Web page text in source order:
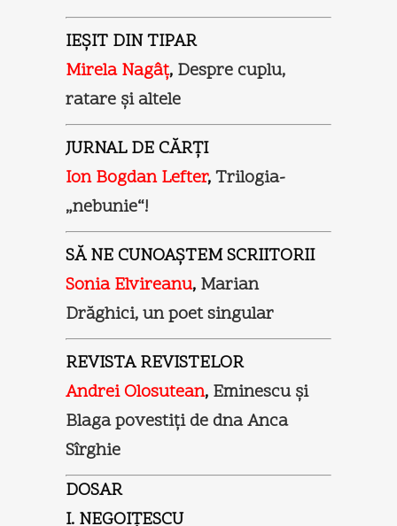
IEŞIT DIN TIPAR
Mirela Nagâţ, Despre cuplu,
ratare şi altele
JURNAL DE CĂRŢI
Ion Bogdan Lefter,Trilogia-
„nebunie“!
SĂ NE CUNOAŞTEM SCRIITORII
Sonia Elvireanu, Marian
Drăghici, un poet singular
REVISTA REVISTELOR
Andrei Olosutean, Eminescu şi
Blaga povestiţi de dna Anca
Sîrghie
DOSAR
I. NEGOIŢESCU